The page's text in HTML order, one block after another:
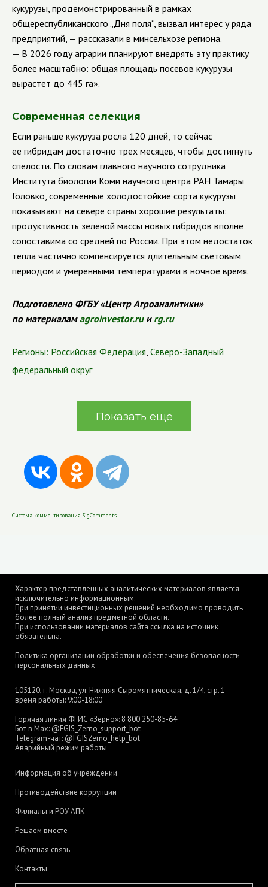
кукурузы, продемонстрированный в рамках
общереспубликанского „Дня поля“, вызвал интерес у ряда
предприятий, — рассказали в минсельхозе региона.
— В 2026 году аграрии планируют внедрять эту практику
более масштабно: общая площадь посевов кукурузы
вырастет до 445 га».
Современная селекция
Если раньше кукуруза росла 120 дней, то сейчас
ее гибридам достаточно трех месяцев, чтобы достигнуть
спелости. По словам главного научного сотрудника
Института биологии Коми научного центра РАН Тамары
Головко, современные холодостойкие сорта кукурузы
показывают на севере страны хорошие результаты:
продуктивность зеленой массы новых гибридов вполне
сопоставима со средней по России. При этом недостаток
тепла частично компенсируется длительным световым
периодом и умеренными температурами в ночное время.
Подготовлено ФГБУ «Центр Агроаналитики»
по материаламagroinvestor.ruи rg.ru
Регионы: Российская Федерация, Северо-Западный
федеральный округ
Показать еще
Система комментирования SigComments
Характер представленных аналитических материалов является
исключительно информационным.
При принятии инвестиционных решений необходимо проводить
более полный анализ предметной области.
При использовании материалов сайта ссылка на источник
обязательна.
Политика организации обработки и обеспечения безопасности
персональных данных
105120, г. Москва, ул. Нижняя Сыромятническая, д. 1/4, стр. 1
время работы: 9:00-18:00
Горячая линия ФГИС «Зерно»: 8 800 250-85-64
Бот в Max: @FGIS_Zerno_support_bot
Telegram-чат: @FGISZerno_help_bot
Аварийный режим работы
Информация об учреждении
Противодействие коррупции
Филиалы и РОУ АПК
Решаем вместе
Обратная связь
Контакты